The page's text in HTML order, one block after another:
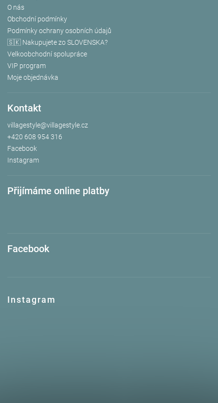
O nás
Obchodní podmínky
Podmínky ochrany osobních údajů
🇸🇰 Nakupujete zo SLOVENSKA?
Velkoobchodní spolupráce
VIP program
Moje objednávka
Kontakt
villagestyle@villagestyle.cz
+420 608 954 316
Facebook
Instagram
Přijímáme online platby
Facebook
Instagram